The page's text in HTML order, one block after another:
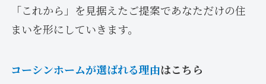
「これから」を見据えたご提案であなただけの住
まいを形にしていきます。
コーシンホームが選ばれる理由はこちら